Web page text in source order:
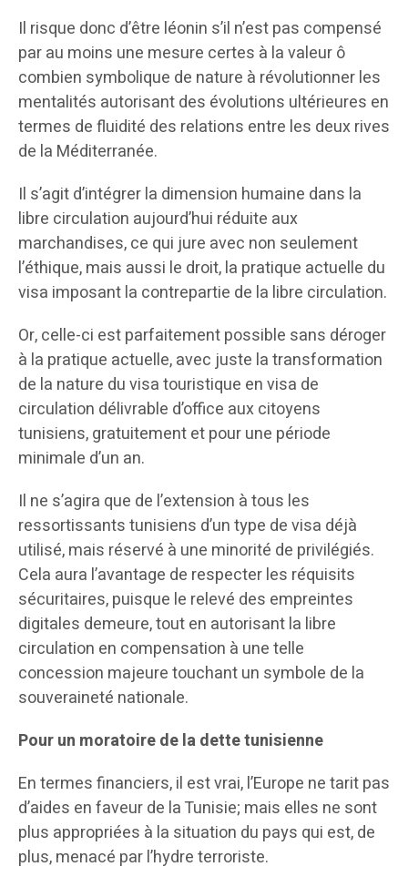
Il risque donc d’être léonin s’il n’est pas compensé
par au moins une mesure certes à la valeur ô
combien symbolique de nature à révolutionner les
mentalités autorisant des évolutions ultérieures en
termes de fluidité des relations entre les deux rives
de la Méditerranée.
Il s’agit d’intégrer la dimension humaine dans la
libre circulation aujourd’hui réduite aux
marchandises, ce qui jure avec non seulement
l’éthique, mais aussi le droit, la pratique actuelle du
visa imposant la contrepartie de la libre circulation.
Or, celle-ci est parfaitement possible sans déroger
à la pratique actuelle, avec juste la transformation
de la nature du visa touristique en visa de
circulation délivrable d’office aux citoyens
tunisiens, gratuitement et pour une période
minimale d’un an.
Il ne s’agira que de l’extension à tous les
ressortissants tunisiens d’un type de visa déjà
utilisé, mais réservé à une minorité de privilégiés.
Cela aura l’avantage de respecter les réquisits
sécuritaires, puisque le relevé des empreintes
digitales demeure, tout en autorisant la libre
circulation en compensation à une telle
concession majeure touchant un symbole de la
souveraineté nationale.
Pour un moratoire de la dette tunisienne
En termes financiers, il est vrai, l’Europe ne tarit pas
d’aides en faveur de la Tunisie; mais elles ne sont
plus appropriées à la situation du pays qui est, de
plus, menacé par l’hydre terroriste.